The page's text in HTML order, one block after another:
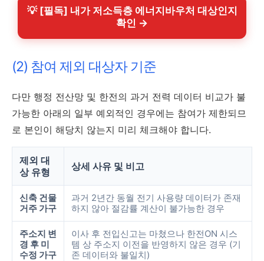
💡 [필독] 내가 저소득층 에너지바우처 대상인지
확인 →
(2) 참여 제외 대상자 기준
다만 행정 전산망 및 한전의 과거 전력 데이터 비교가 불
가능한 아래의 일부 예외적인 경우에는 참여가 제한되므
로 본인이 해당치 않는지 미리 체크해야 합니다.
제외 대
상 유형
상세 사유 및 비고
신축 건물
거주 가구
과거 2년간 동월 전기 사용량 데이터가 존재
하지 않아 절감률 계산이 불가능한 경우
주소지 변
경 후 미
수정 가구
이사 후 전입신고는 마쳤으나 한전ON 시스
템 상 주소지 이전을 반영하지 않은 경우 (기
존 데이터와 불일치)